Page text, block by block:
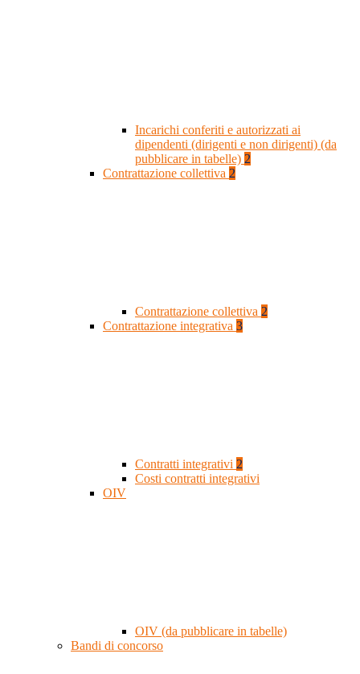
Incarichi conferiti e autorizzati ai
dipendenti (dirigenti e non dirigenti) (da
pubblicare in tabelle) 2
Contrattazione collettiva 2
Contrattazione collettiva 2
Contrattazione integrativa 3
Contratti integrativi 2
Costi contratti integrativi
OIV
OIV (da pubblicare in tabelle)
Bandi di concorso